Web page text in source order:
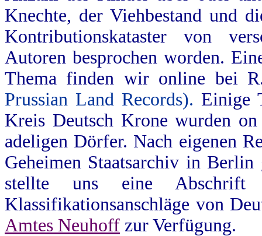
Knechte, der Viehbestand und
Kontributionskataster von
Autoren besprochen worden.
Thema finden wir online bei
Prussian Land Records). Einige
Kreis Deutsch Krone wurden
adeligen Dörfer. Nach eigenen
Geheimen Staatsarchiv in
stellte uns eine Abschrift
Klassifikationsanschläge von
Amtes Neuhoff zur Verfügung.